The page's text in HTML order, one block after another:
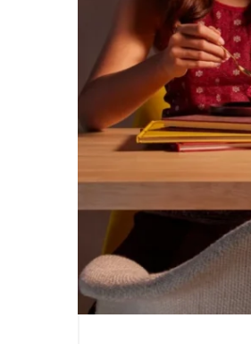
Neu im Amt – und gleich
mitten im Excel-Chaos